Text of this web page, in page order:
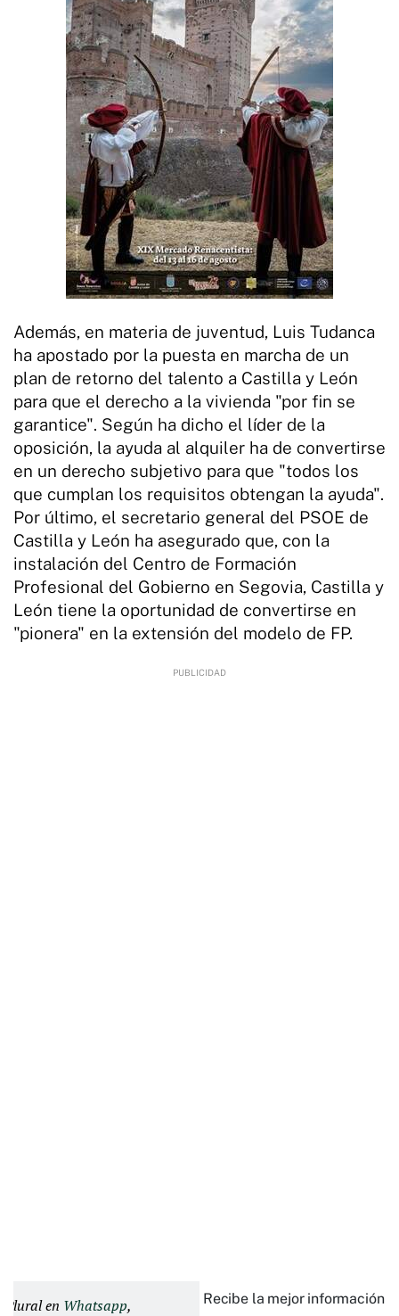
Además, en materia de juventud, Luis Tudanca
ha apostado por la puesta en marcha de un
plan de retorno del talento a Castilla y León
para que el derecho a la vivienda "por fin se
garantice". Según ha dicho el líder de la
oposición, la ayuda al alquiler ha de convertirse
en un derecho subjetivo para que "todos los
que cumplan los requisitos obtengan la ayuda".
Por último, el secretario general del PSOE de
Castilla y León ha asegurado que, con la
instalación del Centro de Formación
Profesional del Gobierno en Segovia, Castilla y
León tiene la oportunidad de convertirse en
"pionera" en la extensión del modelo de FP.
Plural en Whatsapp, Recibe la mejor información